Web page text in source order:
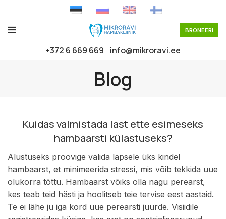
BRONEERI
+372 6 669 669 info@mikroravi.ee
Blog
Kuidas valmistada last ette esimeseks
hambaarsti külastuseks?
Alustuseks proovige valida lapsele üks kindel
hambaarst, et minimeerida stressi, mis võib tekkida uue
olukorra tõttu. Hambaarst võiks olla nagu perearst,
kes teab teid hästi ja hoolitseb teie tervise eest aastaid.
Te ei lähe ju iga kord uue perearsti juurde. Visiidile